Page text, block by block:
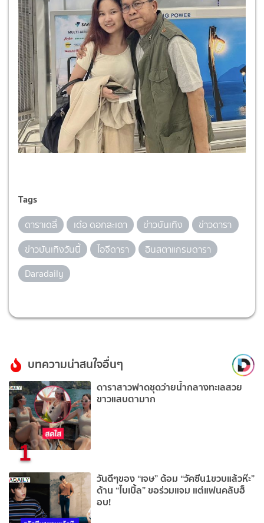
Tags
ดาราเดลี่ เด๋อ ดอกสะเดา ข่าวบันเทิง
ข่าวดารา
ข่าวบันเทิงวันนี้
ไอจีดารา
อินสตาแกรมดารา
Daradaily
บทความน่าสนใจอื่นๆ
1
ดาราสาวฟาดชุดว่ายน้ำกลางทะเลสวย
ขาวแสบตามาก
วันดีๆของ “เจษ” ด้อม “วัคซีน1ขวบแล้วห๊ะ”
ด้าน “ไบเบิ้ล” ขอร่วมแจม แต่แฟนคลับฮ็
อบ!